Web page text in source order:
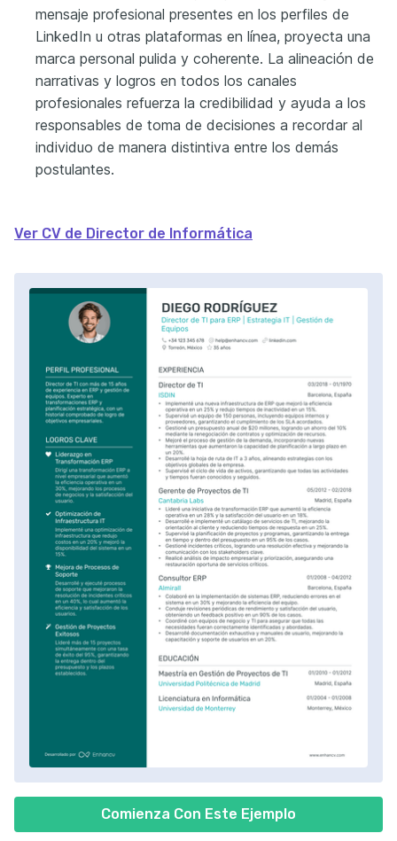
Comienza Con Este Ejemplo
mensaje profesional presentes en los perfiles de
LinkedIn u otras plataformas en línea, proyecta una
marca personal pulida y coherente. La alineación de
narrativas y logros en todos los canales
profesionales refuerza la credibilidad y ayuda a los
responsables de toma de decisiones a recordar al
individuo de manera distintiva entre los demás
postulantes.
Ver CV de Director de Informática